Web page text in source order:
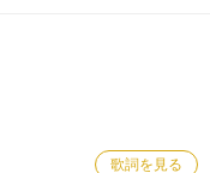
歌詞を見る